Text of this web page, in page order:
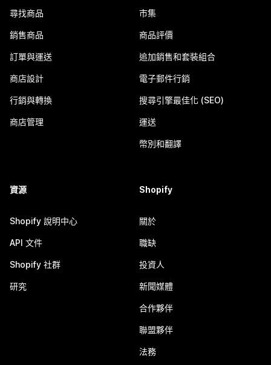
尋找商品
銷售商品
訂單與運送
商店設計
行銷與轉換
商店管理
市集
商品評價
追加銷售和套裝組合
電子郵件行銷
搜尋引擎最佳化 (SEO)
運送
幣別和翻譯
資源
Shopify 說明中心
API 文件
Shopify 社群
研究
Shopify
關於
職缺
投資人
新聞媒體
合作夥伴
聯盟夥伴
法務